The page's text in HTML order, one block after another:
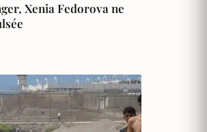
Xenia Fedorova ne